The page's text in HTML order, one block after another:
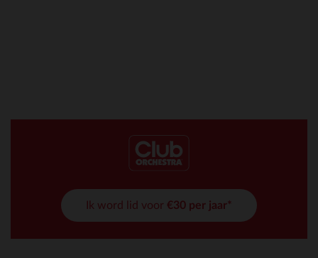
Ik word lid voor €30 per jaar*